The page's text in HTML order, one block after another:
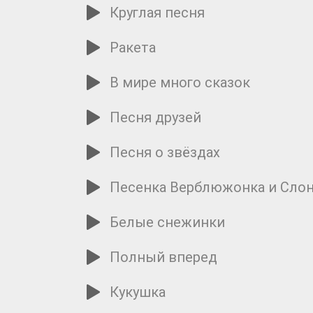
Круглая песня
Ракета
В мире много сказок
Песня друзей
Песня о звёздах
Песенка Верблюжонка и
Белые снежинки
Полный вперед
Кукушка